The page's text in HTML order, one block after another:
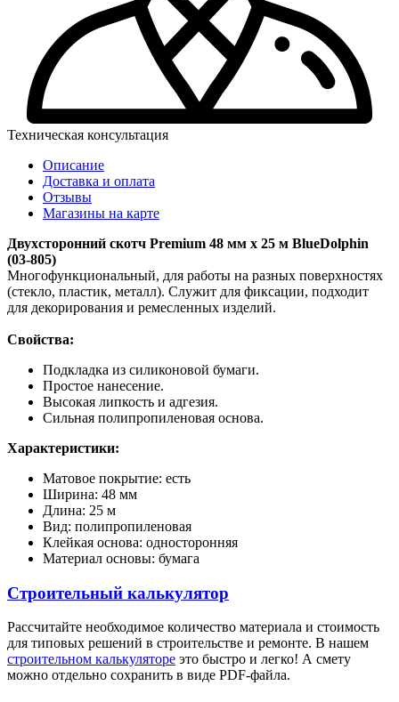
Техническая консультация
Описание
Доставка и оплата
Отзывы
Магазины на карте
Двухсторонний скотч Premium 48 мм х 25 м BlueDolphin
(03-805)
Многофункциональный, для работы на разных поверхностях
(стекло, пластик, металл). Служит для фиксации, подходит
для декорирования и ремесленных изделий.
Свойства:
Подкладка из силиконовой бумаги.
Простое нанесение.
Высокая липкость и адгезия.
Сильная полипропиленовая основа.
Характеристики:
Матовое покрытие: есть
Ширина: 48 мм
Длина: 25 м
Вид: полипропиленовая
Клейкая основа: односторонняя
Материал основы: бумага
Строительный калькулятор
Рассчитайте необходимое количество материала и стоимость
для типовых решений в строительстве и ремонте. В нашем
строительном калькуляторе это быстро и легко! А смету
можно отдельно сохранить в виде PDF-файла.